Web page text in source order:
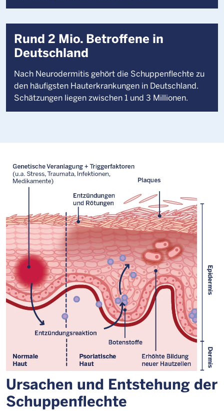
Rund 2 Mio. Betroffene in
Deutschland
Nach Neurodermitis gehört die Schuppenflechte zu
den häufigsten Hauterkrankungen in Deutschland.
Schätzungen liegen zwischen 1 und 3 Millionen.
Ursachen und Entstehung der
Schuppenflechte